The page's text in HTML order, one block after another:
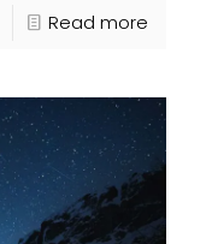
Read more